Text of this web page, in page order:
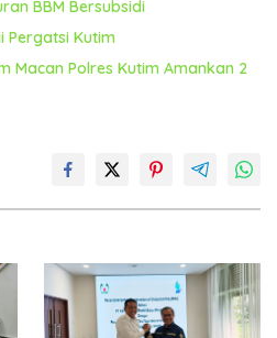
BBM Bersubsidi
Pergatsi Kutim
Macan Polres Kutim Amankan 2